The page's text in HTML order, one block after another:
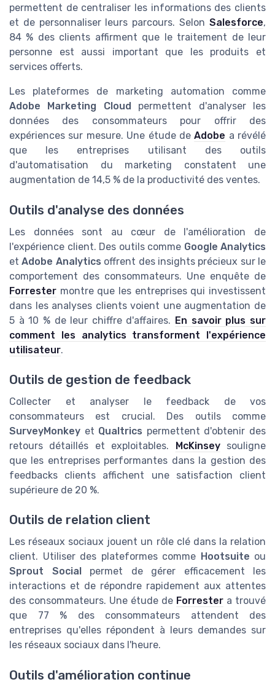
permettent de centraliser les informations des clients
et de personnaliser leurs parcours. Selon Salesforce,
84 % des clients affirment que le traitement de leur
personne est aussi important que les produits et
services offerts.
Les plateformes de marketing automation comme
Adobe Marketing Cloud
permettent d'analyser les
données des consommateurs pour offrir des
expériences sur mesure. Une étude deAdobe a révélé
que les entreprises utilisant des outils
d'automatisation du marketing constatent une
augmentation de 14,5 % de la productivité des ventes.
Outils d'analyse des données
Les données sont au cœur de l'amélioration de
l'expérience client. Des outils comme Google Analytics
etAdobe Analytics offrent des insights précieux sur le
comportement des consommateurs. Une enquête de
Forrester montre que les entreprises qui investissent
dans les analyses clients voient une augmentation de
5 à 10 % de leur chiffre d'affaires. En savoir plus sur
comment les analytics transforment l'expérience
utilisateur.
Outils de gestion de feedback
Collecter et analyser le feedback de vos
consommateurs est crucial. Des outils comme
SurveyMonkey et Qualtrics permettent d'obtenir des
retours détaillés et exploitables. McKinseysouligne
que les entreprises performantes dans la gestion des
feedbacks clients affichent une satisfaction client
supérieure de 20 %.
Outils de relation client
Les réseaux sociaux jouent un rôle clé dans la relation
client. Utiliser des plateformes comme Hootsuite ou
Sprout Social
permet de gérer efficacement les
interactions et de répondre rapidement aux attentes
des consommateurs. Une étude de Forrester a trouvé
que 77 % des consommateurs attendent des
entreprises qu'elles répondent à leurs demandes sur
les réseaux sociaux dans l'heure.
Outils d'amélioration continue